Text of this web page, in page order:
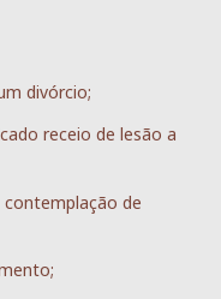
divórcio;
receio de lesão a
de